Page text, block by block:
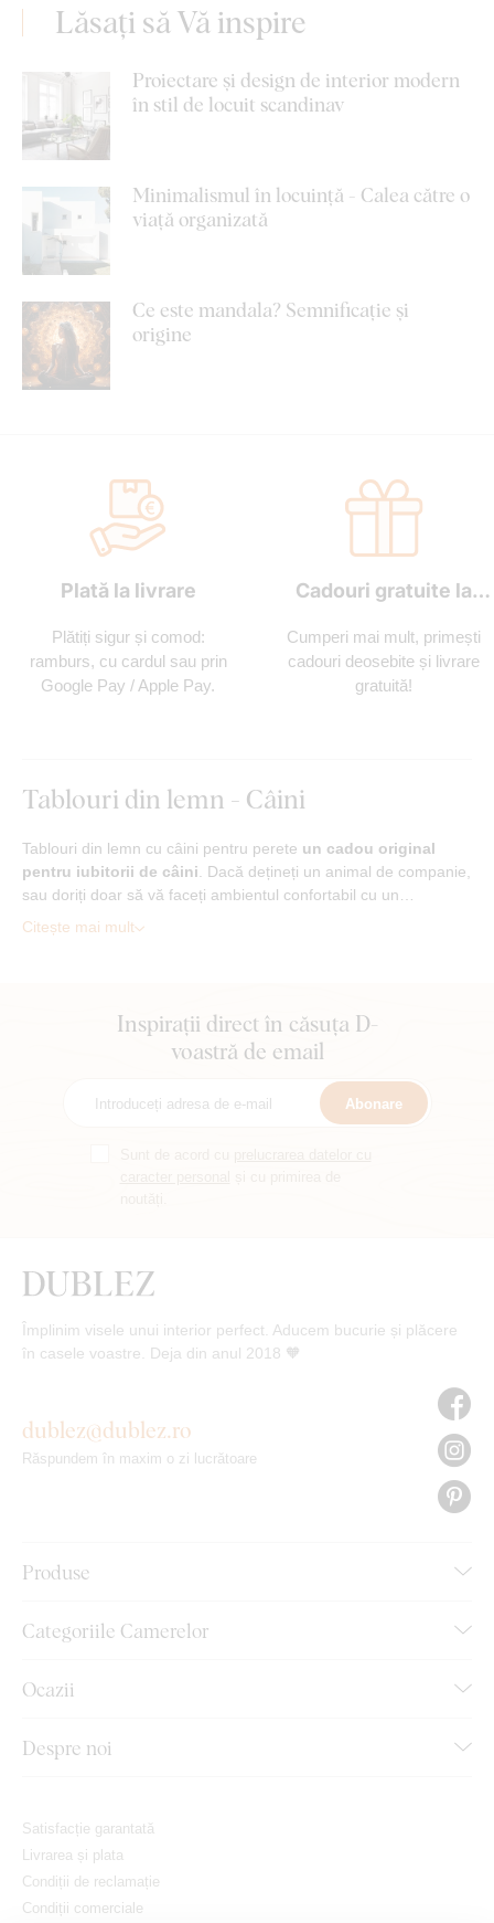
Lăsați să Vă inspire
Proiectare și design de interior modern
în stil de locuit scandinav
Minimalismul în locuință - Calea către o
viață organizată
Ce este mandala? Semnificație și
origine
Plată la livrare
Plătiți sigur și comod:
ramburs, cu cardul sau prin
Google Pay / Apple Pay.
Cadouri gratuite la
Cumperi mai mult, primești
cadouri deosebite și livrare
gratuită!
Tablouri din lemn - Câini
Tablouri din lemn cu câini pentru perete un cadou original
pentru iubitorii de câini . Dacă dețineți un animal de companie,
sau doriți doar să vă faceți ambientul confortabil cu un…
Citește mai mult
Inspirații direct în căsuța D-
voastră de email
Abonare
Împlinim visele unui interior perfect. Aducem bucurie și plăcere
în casele voastre. Deja din anul 2018 🧡
Produse
Categoriile Camerelor
Ocazii
Despre noi
dublez@dublez.ro
Răspundem în maxim o zi lucrătoare
Satisfacție garantată
Livrarea și plata
Condiții de reclamație
Condiții comerciale